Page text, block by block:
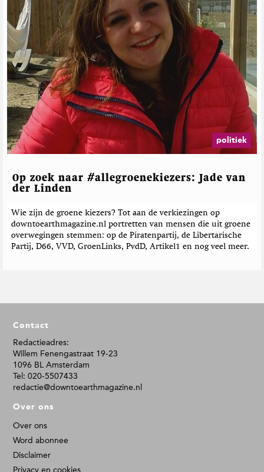
politiek
Op zoek naar #allegroenekiezers: Jade van
der Linden
Wie zijn de groene kiezers? Tot aan de verkiezingen op
downtoearthmagazine.nl portretten van mensen die uit groene
overwegingen stemmen: op de Piratenpartij, de Libertarische
Partij, D66, VVD, GroenLinks, PvdD, Artikel1 en nog veel meer.
o
o
Contact
Redactieadres:
Willem Fenengastraat 19-23
1096 BL Amsterdam
Tel: 020-5507433
redactie@downtoearthmagazine.nl
Over ons
Over ons
Word abonnee
Disclaimer